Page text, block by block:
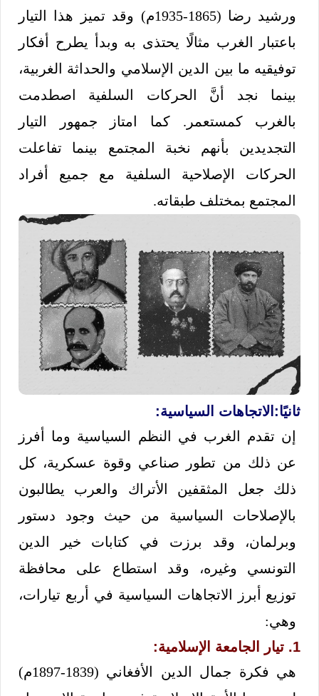
ورشيد رضا (1865-1935م) وقد تميز هذا التيار
باعتبار الغرب مثالًا يحتذى به وبدأ يطرح أفكار
توفيقيه ما بين الدين الإسلامي والحداثة الغربية،
بينما نجد أنَّ الحركات السلفية اصطدمت
بالغرب كمستعمر. كما امتاز جمهور التيار
التجديدين بأنهم نخبة المجتمع بينما تفاعلت
الحركات الإصلاحية السلفية مع جميع أفراد
المجتمع بمختلف طبقاته.
ثانيًا: الاتجاهات السياسية:
إن تقدم الغرب في النظم السياسية وما أفرز
عن ذلك من تطور صناعي وقوة عسكرية، كل
ذلك جعل المثقفين الأتراك والعرب يطالبون
بالإصلاحات السياسية من حيث وجود دستور
وبرلمان، وقد برزت في كتابات خير الدين
التونسي وغيره، وقد استطاع على محافظة
توزيع أبرز الاتجاهات السياسية في أربع تيارات،
وهي:
1. تيار الجامعة الإسلامية:
هي فكرة جمال الدين الأفغاني (1839-1897م)